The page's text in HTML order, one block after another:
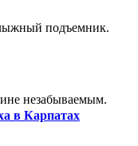
подъемник.
незабываемым.
в Карпатах